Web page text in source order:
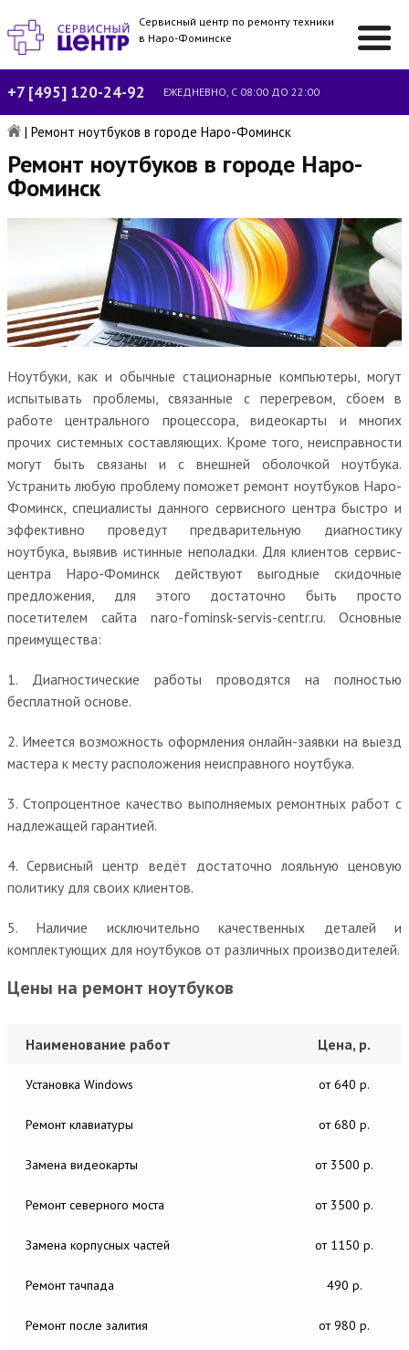
Сервисный центр по ремонту техники
в Наро-Фоминске
+7 [495] 120-24-92 ЕЖЕДНЕВНО, С 08:00 ДО 22:00
| Ремонт ноутбуков в городе Наро-Фоминск
Ремонт ноутбуков в городе Наро-
Фоминск
Ноутбуки, как и обычные стационарные компьютеры, могут
испытывать проблемы, связанные с перегревом, сбоем в
работе центрального процессора, видеокарты и многих
прочих системных составляющих. Кроме того, неисправности
могут быть связаны и с внешней оболочкой ноутбука.
Устранить любую проблему поможет ремонт ноутбуков Наро-
Фоминск, специалисты данного сервисного центра быстро и
эффективно проведут предварительную диагностику
ноутбука, выявив истинные неполадки. Для клиентов сервис-
центра Наро-Фоминск действуют выгодные скидочные
предложения, для этого достаточно быть просто
посетителем сайта naro-fominsk-servis-centr.ru. Основные
преимущества:
1. Диагностические работы проводятся на полностью
бесплатной основе.
2. Имеется возможность оформления онлайн-заявки на выезд
мастера к месту расположения неисправного ноутбука.
3. Стопроцентное качество выполняемых ремонтных работ с
надлежащей гарантией.
4. Сервисный центр ведёт достаточно лояльную ценовую
политику для своих клиентов.
5. Наличие исключительно качественных деталей и
комплектующих для ноутбуков от различных производителей.
Цены на ремонт ноутбуков
Наименование работ Цена, р.
Установка Windows от 640 р.
Ремонт клавиатуры от 680 р.
Замена видеокарты от 3500 р.
Ремонт северного моста от 3500 р.
Замена корпусных частей от 1150 р.
Ремонт тачпада 490 р.
Ремонт после залития от 980 р.